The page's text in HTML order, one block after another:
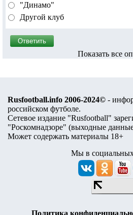
"Динамо"
Другой клуб
Показать все
Rusfootball.info 2006-2024© -
российском футболе.
Сетевое издание "Rusfootball"
"Роскомнадзоре" (выходные
Может содержать материалы 18+
Мы в социальных